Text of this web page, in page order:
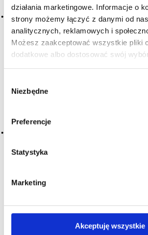
działania marketingowe. Informacje o
strony możemy łączyć z danymi od
analitycznych, reklamowych i
Możesz zaakceptować wszystkie pliki
dodatkowe albo dostosować swój
zgody
Niezbędne
Preferencje
Statystyka
Marketing
Akceptuję wszystkie
Czy masz ukończone
Produkcja win
z Bordeaux –
i liczby
co czyni go jednym z najważniejszych
winiarskich na świecie. Średnia
ponad 320 hektarów, a najmniejsze
5 hektarów. Warto jednak dodać, że
tysięcy hektarów, co może wpłynąć na
statystyki.
W regionie Bordeaux produkcja wina
około 850 milionów butelek rocznie, co
odpowiada za około 1,5% całej
wina i około 15% wina produkowanego
Większość stanowią wina średniej